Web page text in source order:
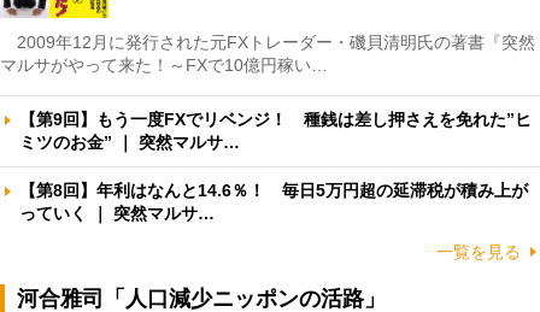
2009年12月に発行された元FXトレーダー・磯貝清明氏の著書『突然
マルサがやって来た！～FXで10億円稼い…
【第9回】もう一度FXでリベンジ！ 種銭は差し押さえを免れた”ヒ
ミツのお金” ｜ 突然マルサ…
【第8回】年利はなんと14.6％！ 毎日5万円超の延滞税が積み上が
っていく ｜ 突然マルサ…
一覧を見る
河合雅司「人口減少ニッポンの活路」